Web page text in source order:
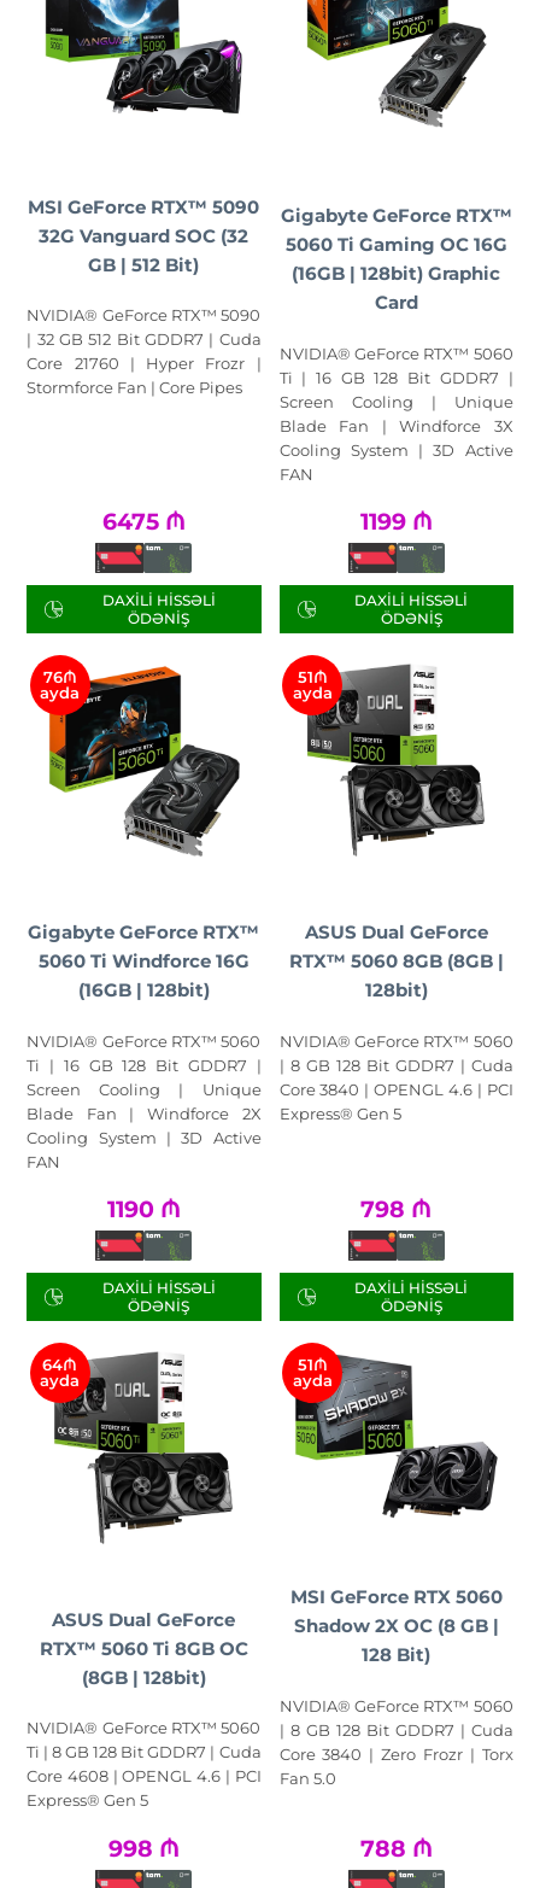
MSI GeForce RTX™ 5090
32G Vanguard SOC (32
GB | 512 Bit)
NVIDIA® GeForce RTX™ 5090
| 32 GB 512 Bit GDDR7 | Cuda
Core 21760 | Hyper Frozr |
Stormforce Fan | Core Pipes
6475 ₼
DAXILI HISSƏLI
ÖDƏNIŞ
Gigabyte GeForce RTX™
5060 Ti Gaming OC 16G
(16GB | 128bit) Graphic
Card
NVIDIA® GeForce RTX™ 5060
Ti | 16 GB 128 Bit GDDR7 |
Screen Cooling | Unique
Blade Fan | Windforce 3X
Cooling System | 3D Active
FAN
1199 ₼
DAXILI HISSƏLI
ÖDƏNIŞ
76₼
ayda
Gigabyte GeForce RTX™
5060 Ti Windforce 16G
(16GB | 128bit)
NVIDIA® GeForce RTX™ 5060
Ti | 16 GB 128 Bit GDDR7 |
Screen Cooling | Unique
Blade Fan | Windforce 2X
Cooling System | 3D Active
FAN
1190 ₼
DAXILI HISSƏLI
ÖDƏNIŞ
51₼
ayda
ASUS Dual GeForce
RTX™ 5060 8GB (8GB |
128bit)
NVIDIA® GeForce RTX™ 5060
| 8 GB 128 Bit GDDR7 | Cuda
Core 3840 | OPENGL 4.6 | PCI
Express® Gen 5
798 ₼
DAXILI HISSƏLI
ÖDƏNIŞ
64₼
ayda
ASUS Dual GeForce
RTX™ 5060 Ti 8GB OC
(8GB | 128bit)
NVIDIA® GeForce RTX™ 5060
Ti | 8 GB 128 Bit GDDR7 | Cuda
Core 4608 | OPENGL 4.6 | PCI
Express® Gen 5
998 ₼
51₼
ayda
MSI GeForce RTX 5060
Shadow 2X OC (8 GB |
128 Bit)
NVIDIA® GeForce RTX™ 5060
| 8 GB 128 Bit GDDR7 | Cuda
Core 3840 | Zero Frozr | Torx
Fan 5.0
788 ₼